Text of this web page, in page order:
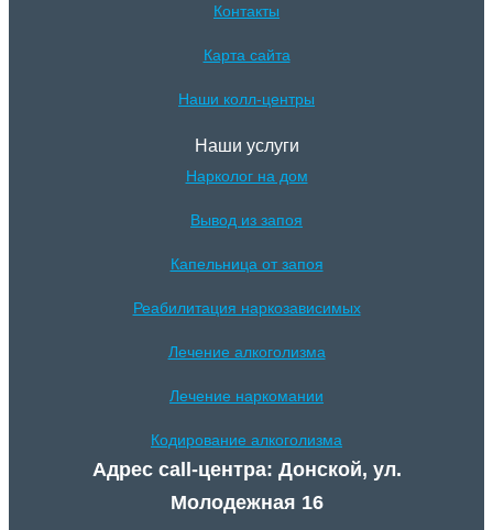
Контакты
Карта сайта
Наши колл-центры
Наши услуги
Нарколог на дом
Вывод из запоя
Капельница от запоя
Реабилитация наркозависимых
Лечение алкоголизма
Лечение наркомании
Кодирование алкоголизма
Адрес call-центра: Донской, ул.
Молодежная 16